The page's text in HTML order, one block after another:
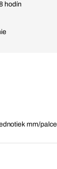
hodín
mm/palce